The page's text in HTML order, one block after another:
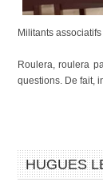
Militants
Roulera, roulera
questions. De fait,
HUGUES